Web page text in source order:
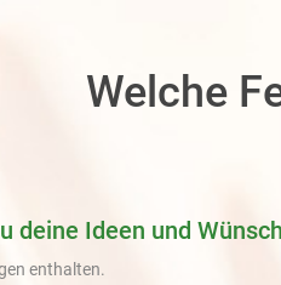
Welche
deine Ideen und
enthalten.